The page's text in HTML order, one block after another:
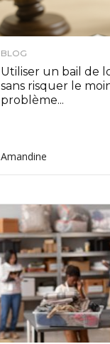
BLOG
Utiliser un bail de
sans risquer le
problème...
Amandine